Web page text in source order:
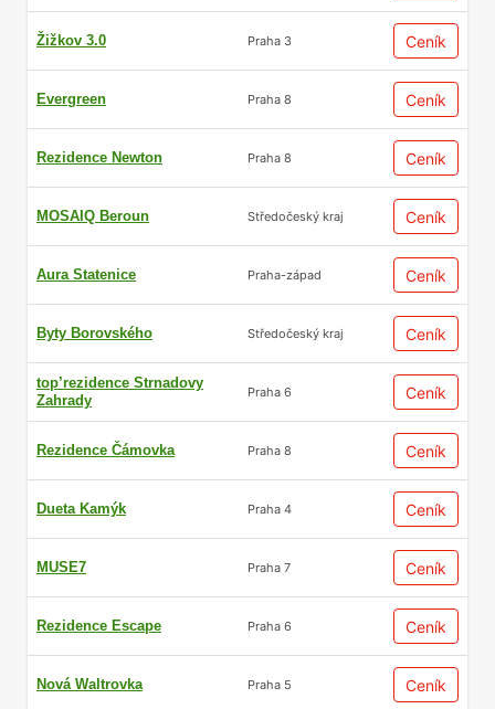
Žižkov 3.0 Praha 3 Ceník
Evergreen Praha 8 Ceník
Rezidence Newton Praha 8 Ceník
MOSAIQ Beroun Středočeský kraj Ceník
Aura Statenice Praha-západ Ceník
Byty Borovského Středočeský kraj Ceník
top’rezidence Strnadovy
Zahrady
Praha 6 Ceník
Rezidence Čámovka Praha 8 Ceník
Dueta Kamýk Praha 4 Ceník
MUSE7 Praha 7 Ceník
Rezidence Escape Praha 6 Ceník
Nová Waltrovka Praha 5 Ceník